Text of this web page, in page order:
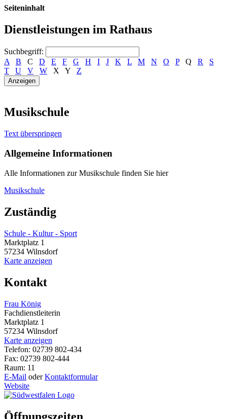
Seiteninhalt
Dienstleistungen im Rathaus
Suchbegriff:
A
B C D E F G H I J K L M N O P Q R
S
T
U V W X Y Z
Musikschule
Text überspringen
Allgemeine Informationen
Alle Informationen zur Musikschule finden Sie hier
Musikschule
Zuständig
Schule - Kultur - Sport
Marktplatz 1
57234 Wilnsdorf
Karte anzeigen
Kontakt
Frau König
Fachdienstleiterin
Marktplatz 1
57234 Wilnsdorf
Karte anzeigen
Telefon: 02739 802-434
Fax: 02739 802-444
Raum: 11
E-Mail oderKontaktformular
Website
Öffnungszeiten